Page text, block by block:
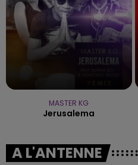
MASTER KG
Jerusalema
A L'ANTENNE